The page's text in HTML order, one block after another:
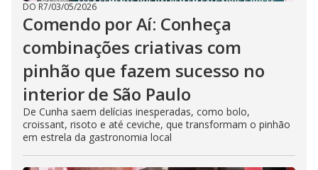
DO R7/03/05/2026
Comendo por Aí: Conheça
combinações criativas com
pinhão que fazem sucesso no
interior de São Paulo
De Cunha saem delícias inesperadas, como bolo,
croissant, risoto e até ceviche, que transformam o pinhão
em estrela da gastronomia local